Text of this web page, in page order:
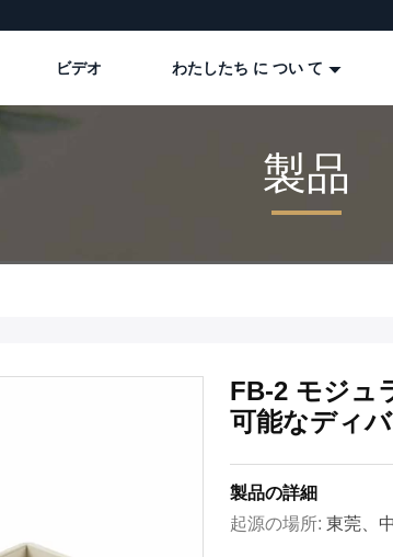
ビデオ わたしたち に つい て
製品
FB-2 モジュ
可能なディ
製品の詳細
起源の場所: 東莞、